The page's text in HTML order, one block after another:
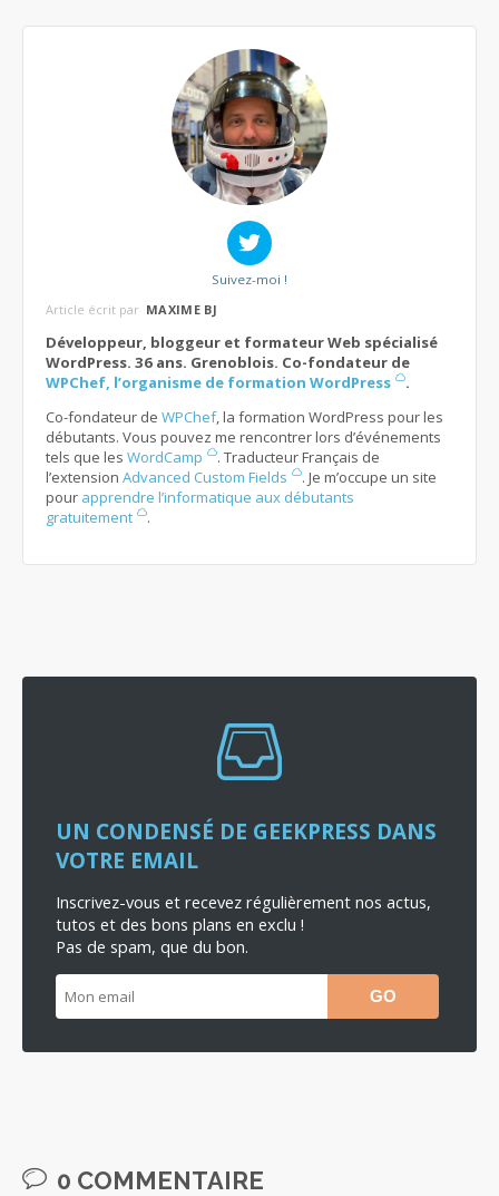
Suivez-moi !
Article écrit par MAXIME BJ
Développeur, bloggeur et formateur Web spécialisé
WordPress. 36 ans. Grenoblois. Co-fondateur de
WPChef, l’organisme de formation WordPress
.
Co-fondateur de WPChef, la formation WordPress pour les
débutants. Vous pouvez me rencontrer lors d’événements
tels que les WordCamp
. Traducteur Français de
l’extension Advanced Custom Fields
. Je m’occupe un site
pour apprendre l’informatique aux débutants
gratuitement
.
UN CONDENSÉ DE GEEKPRESS DANS
VOTRE EMAIL
Inscrivez-vous et recevez régulièrement nos actus,
tutos et des bons plans en exclu !
Pas de spam, que du bon.
0 COMMENTAIRE